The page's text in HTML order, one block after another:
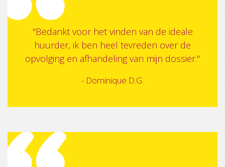
"Bedankt voor het vinden van de ideale
huurder, ik ben heel tevreden over de
opvolging en afhandeling van mijn dossier."
- Dominique D.G.